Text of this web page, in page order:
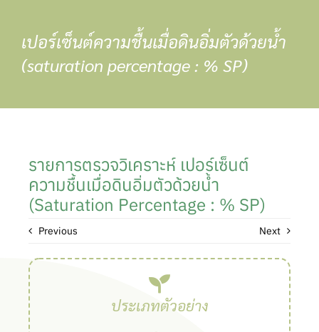
contentเปอร์เซ็นต์ความชื้นเมื่อดินอิ่มตัวด้วยน้ำ
(saturation percentage : % SP)
รายการตรวจวิเคราะห์ เปอร์เซ็นต์
ความชื้นเมื่อดินอิ่มตัวด้วยน้ำ
(saturation Percentage : % SP)
Previous Next
ประเภทตัวอย่าง